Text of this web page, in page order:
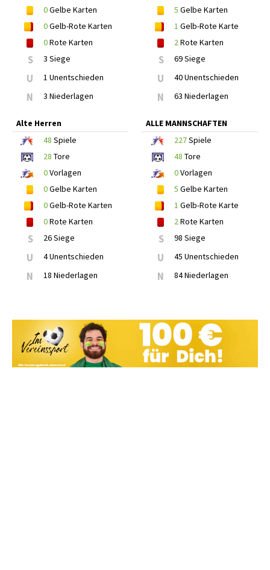
0Gelbe Karten
0Gelb-Rote Karten
0Rote Karten
S 3 Siege
U 1 Unentschieden
N 3 Niederlagen
5 Gelbe Karten
1 Gelb-Rote Karte
2Rote Karten
S 69 Siege
U 40 Unentschieden
N 63 Niederlagen
Alte Herren
48 Spiele
28 Tore
0Vorlagen
0Gelbe Karten
0Gelb-Rote Karten
0Rote Karten
S 26 Siege
U 4 Unentschieden
N 18 Niederlagen
ALLE MANNSCHAFTEN
227Spiele
48 Tore
0Vorlagen
5 Gelbe Karten
1 Gelb-Rote Karte
2Rote Karten
S 98 Siege
U 45 Unentschieden
N 84 Niederlagen